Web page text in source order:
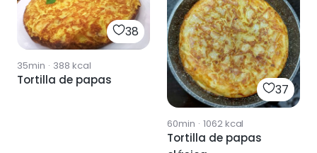
38
35min · 388 kcal
Tortilla de papas
37
60min · 1062kcal
Tortilla de papas